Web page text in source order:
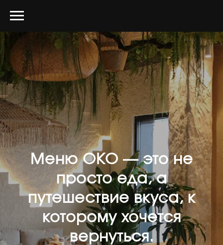
Меню ОКО — это не
просто еда, а
путешествие вкуса, к
которому хочется
вернуться.